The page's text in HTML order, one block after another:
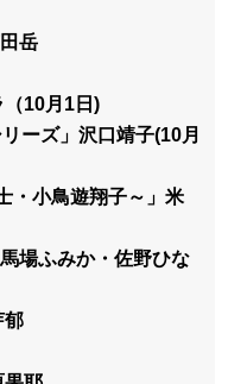
岳
10月1日)
ーズ」沢口靖子(10月
・小鳥遊翔子～」米
場ふみか・佐野ひな
郁